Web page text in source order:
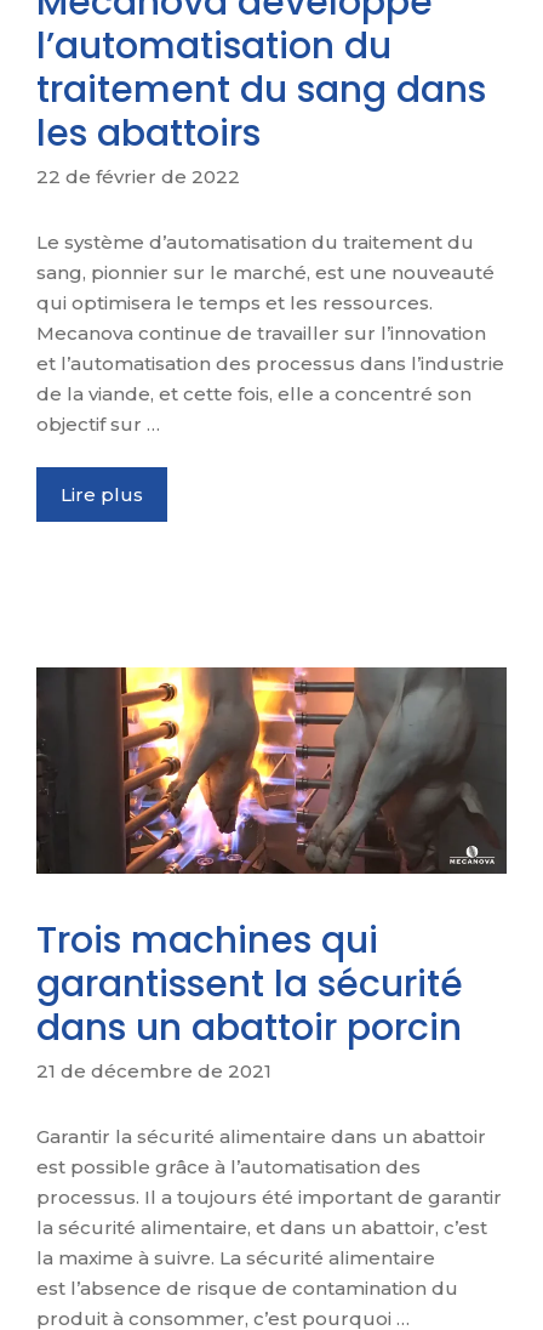
l’automatisation du
traitement du sang dans
les abattoirs
22 de février de 2022
Le système d’automatisation du traitement du
sang, pionnier sur le marché, est une nouveauté
qui optimisera le temps et les ressources.
Mecanova continue de travailler sur l’innovation
et l’automatisation des processus dans l’industrie
de la viande, et cette fois, elle a concentré son
objectif sur …
Lire plus
Trois machines qui
garantissent la sécurité
dans un abattoir porcin
21 de décembre de 2021
Garantir la sécurité alimentaire dans un abattoir
est possible grâce à l’automatisation des
processus. Il a toujours été important de garantir
la sécurité alimentaire, et dans un abattoir, c’est
la maxime à suivre. La sécurité alimentaire
est l’absence de risque de contamination du
produit à consommer, c’est pourquoi …